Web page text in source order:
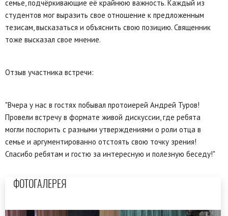
семье, подчёркивающие её крайнюю важность. Каждый из
студентов мог выразить свое отношение к предложенным
тезисам, высказаться и объяснить свою позицию. Священник
тоже высказал свое мнение.
Отзыв участника встречи:
"Вчера у нас в гостях побывал протоиерей Андрей Туров!
Провели встречу в формате живой дискуссии, где ребята
могли поспорить с разными утверждениями о роли отца в
семье и аргументированно отстоять свою точку зрения!
Спасибо ребятам и гостю за интересную и полезную беседу!"
ФОТОГАЛЕРЕЯ